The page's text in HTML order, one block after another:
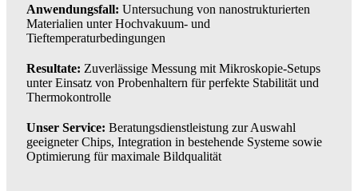
Anwendungsfall: Untersuchung von nanostrukturierten
Materialien unter Hochvakuum- und
Tieftemperaturbedingungen
Resultate: Zuverlässige Messung mit Mikroskopie-Setups
unter Einsatz von Probenhaltern für perfekte Stabilität und
Thermokontrolle
Unser Service: Beratungsdienstleistung zur Auswahl
geeigneter Chips, Integration in bestehende Systeme sowie
Optimierung für maximale Bildqualität